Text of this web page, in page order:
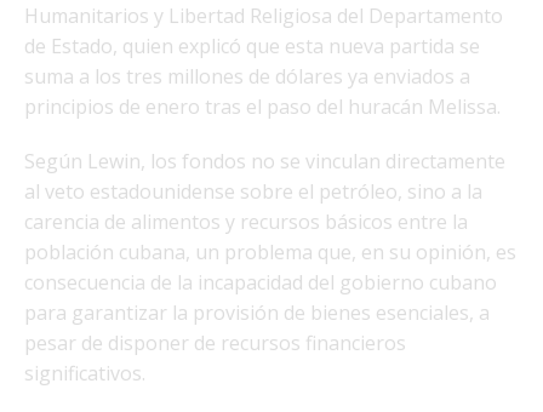
Humanitarios y Libertad Religiosa del Departamento
de Estado, quien explicó que esta nueva partida se
suma a los tres millones de dólares ya enviados a
principios de enero tras el paso del huracán Melissa.
Según Lewin, los fondos no se vinculan directamente
al veto estadounidense sobre el petróleo, sino a la
carencia de alimentos y recursos básicos entre la
población cubana, un problema que, en su opinión, es
consecuencia de la incapacidad del gobierno cubano
para garantizar la provisión de bienes esenciales, a
pesar de disponer de recursos financieros
significativos.